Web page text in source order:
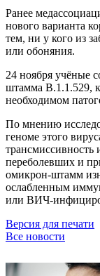
Ранее
нового варианта
тем, ни у кого из
или обоняния.
24 ноября учёные
штамма B.1.1.529,
необходимом
По мнению
геноме этого
трансмиссивность
переболевших и
омикрон-штамм
ослабленным
или ВИЧ-
Версия для печати
Все новости